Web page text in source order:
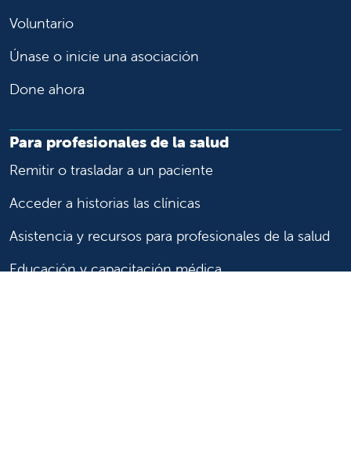
Voluntario
Únase o inicie una asociación
Done ahora
Para profesionales de la salud
Remitir o trasladar a un paciente
Acceder a historias las clínicas
Asistencia y recursos para profesionales de la salud
Educación y capacitación médica